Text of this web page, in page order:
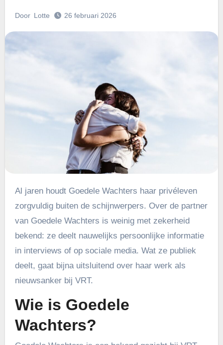
Door Lotte 26 februari 2026
Al jaren houdt Goedele Wachters haar privéleven
zorgvuldig buiten de schijnwerpers. Over de partner
van Goedele Wachters is weinig met zekerheid
bekend: ze deelt nauwelijks persoonlijke informatie
in interviews of op sociale media. Wat ze publiek
deelt, gaat bijna uitsluitend over haar werk als
nieuwsanker bij VRT.
Wie is Goedele
Wachters?